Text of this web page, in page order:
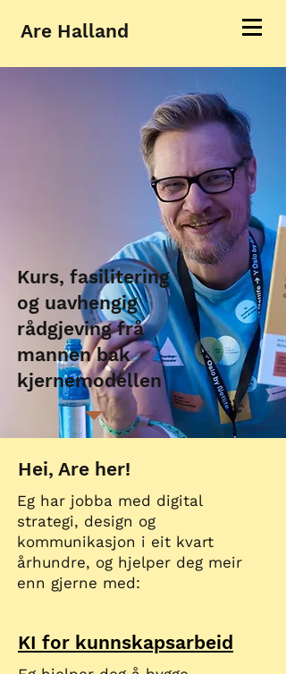
Are Halland
Kurs, fasilitering
og uavhengig
rådgjeving frå
mannen bak
kjernemodellen
Hei, Are her!
Eg har jobba med digital
strategi, design og
kommunikasjon i eit kvart
århundre, og hjelper deg meir
enn gjerne med:
KI for kunnskapsarbeid